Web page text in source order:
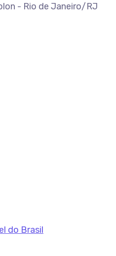
- Rio de Janeiro/RJ
do Brasil